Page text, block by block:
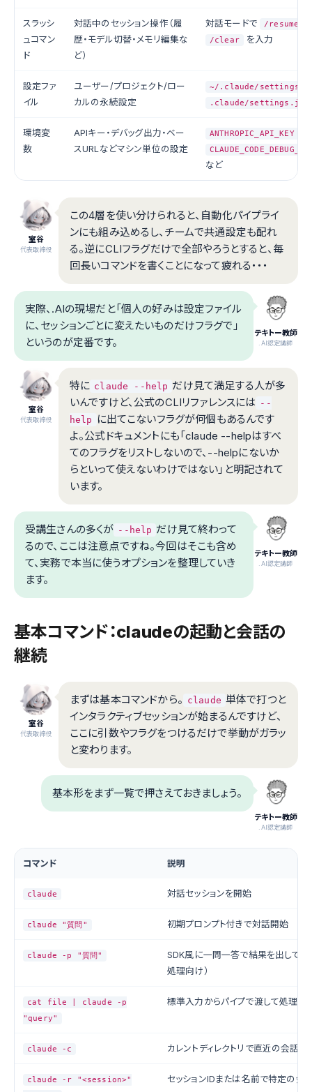
スラッシ
ュコマン
ド
対話中のセッション操作（履
歴・モデル切替・メモリ編集な
ど）
対話モードで /resume
/clear
を入力
設定ファ
イル
ユーザー/プロジェクト/ロー
カルの永続設定
~/.claude/
.claude/
環境変
数
APIキー・デバッグ出力・ベー
スURLなどマシン単位の設定
ANTHROPIC_API_KEY
など
室谷
代表取締役
この4層を使い分けられると、自動化パイプライ
ンにも組み込めるし、チームで共通設定も配れ
る。逆にCLIフラグだけで全部やろうとすると、毎
回長いコマンドを書くことになって疲れる・・・
テキトー教師
.AI認定講師
実際、.AIの現場だと「個人の好みは設定ファイル
に、セッションごとに変えたいものだけフラグで」
というのが定番です。
室谷
代表取締役
特に claude --help だけ見て満足する人が多
いんですけど、公式のCLIリファレンスには --
help
に出てこないフラグが何個もあるんです
よ。公式ドキュメントにも「claude --helpはすべ
てのフラグをリストしないので、--helpにないか
らといって使えないわけではない」と明記されて
います。
テキトー教師
.AI認定講師
受講生さんの多くが --help だけ見て終わって
るので、ここは注意点ですね。今回はそこも含め
て、実務で本当に使うオプションを整理していき
ます。
基本コマンド：claudeの起動と会話の
継続
室谷
代表取締役
まずは基本コマンドから。 claude 単体で打つと
インタラクティブセッションが始まるんですけど、
ここに引数やフラグをつけるだけで挙動がガラッ
と変わります。
テキトー教師
.AI認定講師
基本形をまず一覧で押さえておきましょう。
コマンド 説明
claude 対話セッションを開始
claude "質問" 初期プロンプト付きで対話開始
claude -p "質問"
SDK風に一問一答で結果を出して終
処理向け）
cat file | claude -p
"query"
標準入力からパイプで渡して処理
claude -c カレントディレクトリで直近の会話を
claude -r "<session>"
セッションIDまたは名前で特定の会